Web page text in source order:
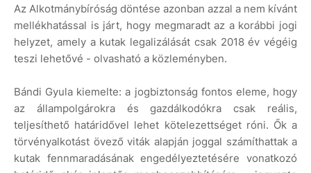
Az Alkotmánybíróság döntése azonban azzal a nem kívánt
mellékhatással is járt, hogy megmaradt az a korábbi jogi
helyzet, amely a kutak legalizálását csak 2018 év végéig
teszi lehetővé - olvasható a közleményben.
Bándi Gyula kiemelte: a jogbiztonság fontos eleme, hogy
az állampolgárokra és gazdálkodókra csak reális,
teljesíthető határidővel lehet kötelezettséget róni. Ők a
törvényalkotást övező viták alapján joggal számíthattak a
kutak fennmaradásának engedélyeztetésére vonatkozó